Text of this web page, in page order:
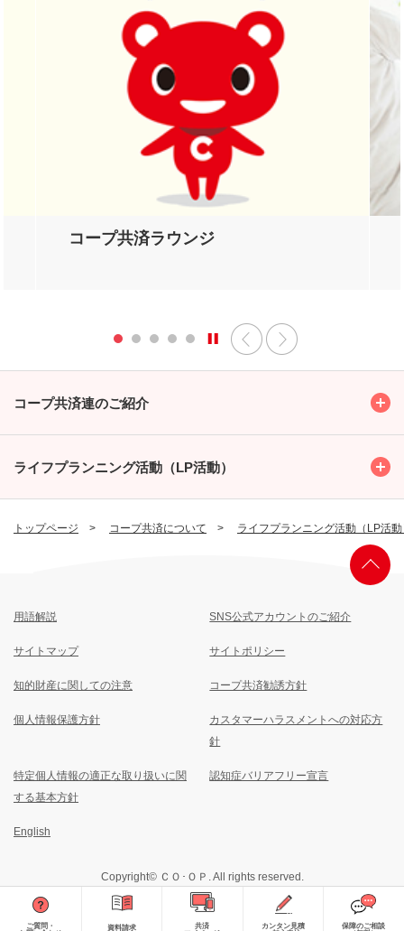
トップページ コープ共済について ライフプランニング活動（LP活
コープ共済連のご紹介
ライフプランニング活動（LP活動）
コープ共済ラウンジ
ご質問・
資料請求
共済
カンタン見積
保障のご相談
用語解説 SNS公式アカウントのご紹介
サイトマップ サイトポリシー
知的財産に関しての注意 コープ共済勧誘方針
個人情報保護方針
カスタマーハラスメントへの対応方
針
特定個人情報の適正な取り扱いに関
する基本方針
認知症バリアフリー宣言
English
Copyright© ＣＯ･ＯＰ. All rights reserved.